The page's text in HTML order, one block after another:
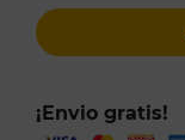
¡Envio gratis!